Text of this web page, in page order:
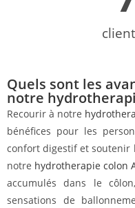
Quels sont les
notre
Recourir à notre
bénéfices pour les
confort digestif et soutenir
notre hydrotherapie colon
accumulés dans le
sensations de